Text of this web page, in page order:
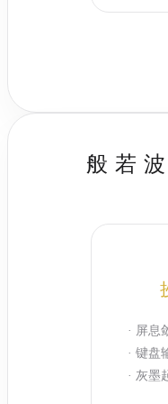
· 屏息
· 键盘
· 灰墨
般若